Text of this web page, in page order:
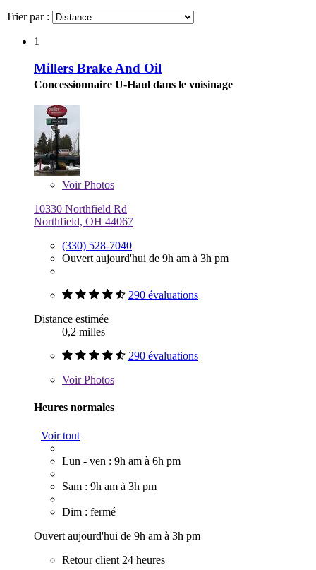
Trier par :
1
Millers Brake And Oil
Concessionnaire U-Haul dans le voisinage
VoirPhotos
10330 Northfield Rd
Northfield, OH 44067
(330) 528-7040
Ouvert aujourd'hui de 9h am à 3h pm
290 évaluations
Distance estimée
0,2 milles
290 évaluations
VoirPhotos
Heures normales
Voir tout
Lun - ven : 9h am à 6h pm
Sam : 9h am à 3h pm
Dim : fermé
Ouvert aujourd'hui de 9h am à 3h pm
Retour client 24 heures